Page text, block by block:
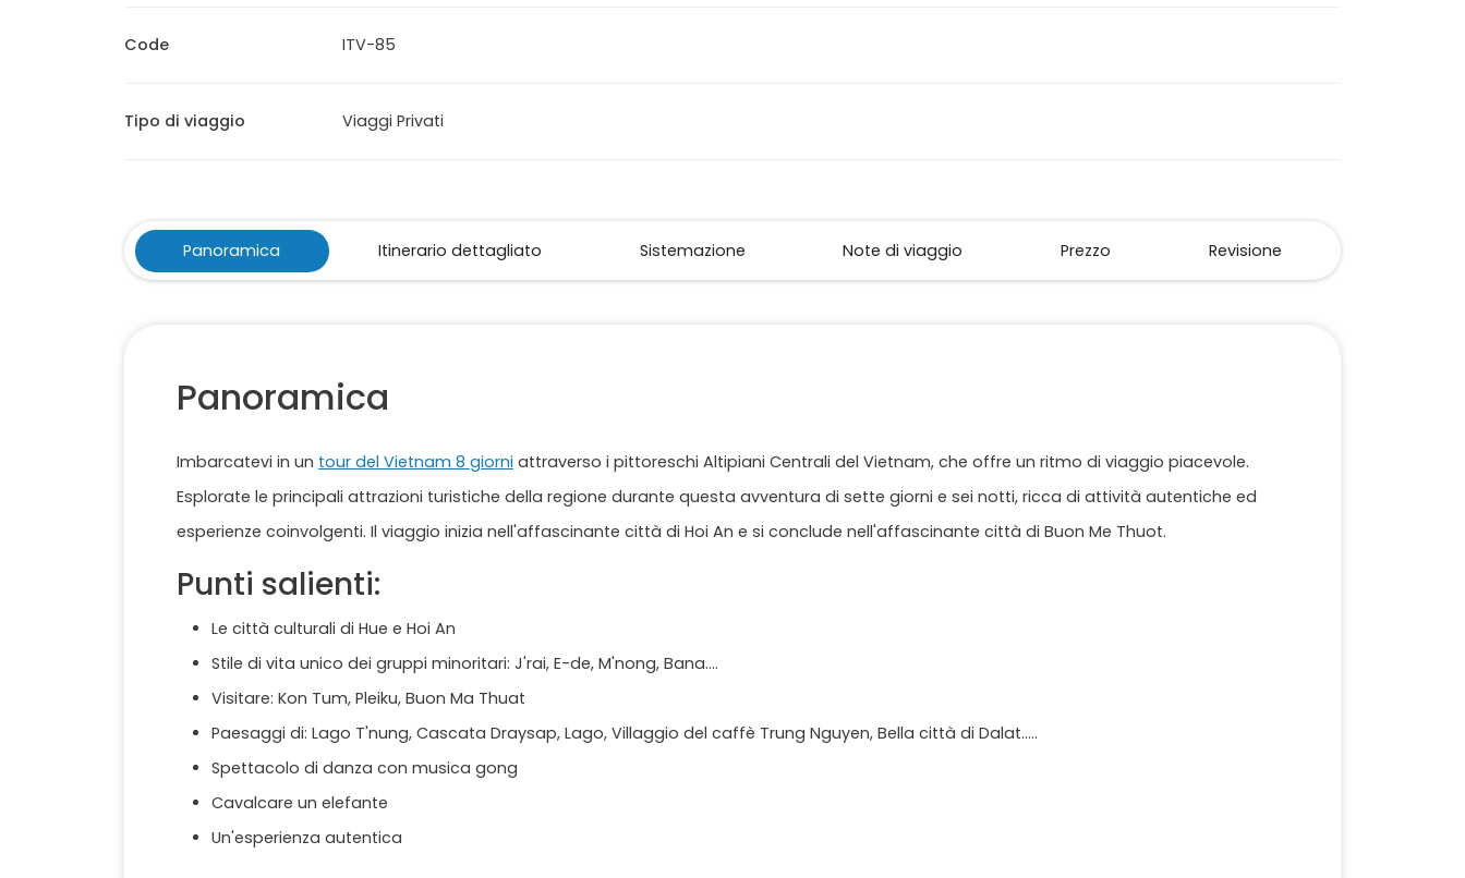
Code ITV-85
Tipo di viaggio Viaggi Privati
Panoramica Itinerario dettagliato Sistemazione Note di viaggio Prezzo Revisione
Panoramica
Imbarcatevi in un tour del Vietnam 8 giorni attraverso i pittoreschi Altipiani Centrali del Vietnam, che offre un ritmo di viaggio piacevole.
Esplorate le principali attrazioni turistiche della regione durante questa avventura di sette giorni e sei notti, ricca di attività autentiche ed
esperienze coinvolgenti. Il viaggio inizia nell'affascinante città di Hoi An e si conclude nell'affascinante città di Buon Me Thuot.
Punti salienti:
Le città culturali di Hue e Hoi An
Stile di vita unico dei gruppi minoritari: J'rai, E-de, M'nong, Bana....
Visitare: Kon Tum, Pleiku, Buon Ma Thuat
Paesaggi di: Lago T'nung, Cascata Draysap, Lago, Villaggio del caffè Trung Nguyen, Bella città di Dalat.....
Spettacolo di danza con musica gong
Cavalcare un elefante
Un'esperienza autentica